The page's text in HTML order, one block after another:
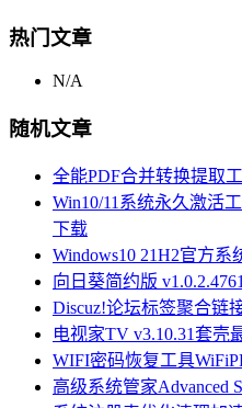
热门文章
N/A
随机文章
全能PDF合并转换提取
Win10/11系统永久激活
下载
Windows10 21H2官方
向日葵简约版
Discuz!论坛标签聚合链
电视家TV v3.10.31套壳
WIFI密码恢复工具
高级系统管家Advanced